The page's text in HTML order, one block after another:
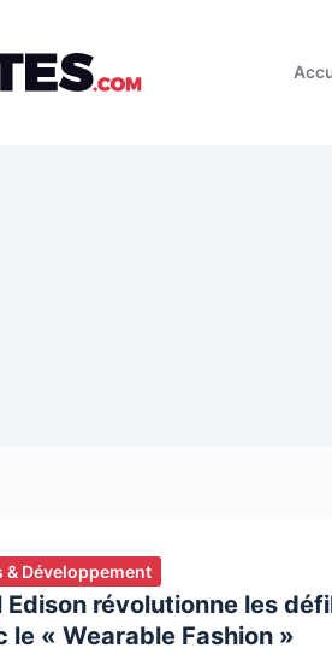
& Développement
Edison révolutionne les
le « Wearable Fashion »